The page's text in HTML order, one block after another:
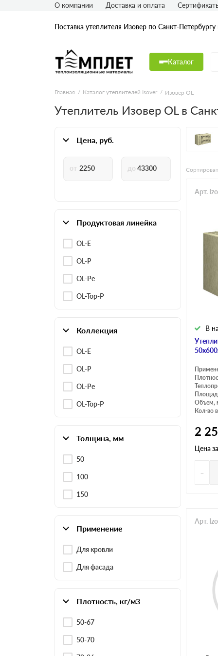
Поставка утеплителя Изовер по Санкт-
Каталог
О компании Доставка и оплата
Главная Каталог утеплителей Isover Изовер OL
Утеплитель Изовер OL в
Цена, руб.
Продуктовая линейка
OL-E
OL-P
OL-Pe
OL-Top-P
Коллекция
OL-E
OL-P
OL-Pe
OL-Top-P
Толщина, мм
50
100
150
Применение
Для кровли
Для фасада
Плотность, кг/м3
50-67
50-70
В
Арт.
Объем,
Кол-во
2
Цена за
-
Арт.